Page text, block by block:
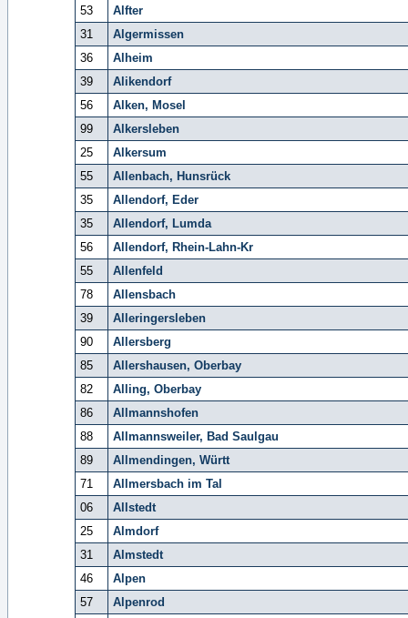
53
Alfter
31
Algermissen
36
Alheim
39
Alikendorf
56
Alken, Mosel
99
Alkersleben
25
Alkersum
55
Allenbach, Hunsrück
35
Allendorf, Eder
35
Allendorf, Lumda
56
Allendorf, Rhein-Lahn-Kr
55
Allenfeld
78
Allensbach
39
Alleringersleben
90
Allersberg
85
Allershausen, Oberbay
82
Alling, Oberbay
86
Allmannshofen
88
Allmannsweiler, Bad Saulgau
89
Allmendingen, Württ
71
Allmersbach im Tal
06
Allstedt
25
Almdorf
31
Almstedt
46
Alpen
57
Alpenrod